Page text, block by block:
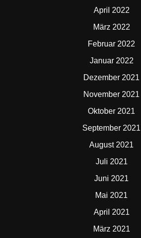
April 2022
März 2022
Februar 2022
Januar 2022
Dezember 2021
November 2021
Oktober 2021
September 2021
August 2021
Juli 2021
Juni 2021
Mai 2021
April 2021
März 2021